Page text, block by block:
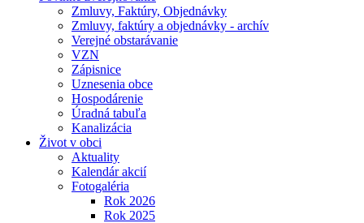
Zmluvy, Faktúry, Objednávky
Zmluvy, faktúry a objednávky - archív
Verejné obstarávanie
VZN
Zápisnice
Uznesenia obce
Hospodárenie
Úradná tabuľa
Kanalizácia
Život v obci
Aktuality
Kalendár akcií
Fotogaléria
Rok 2026
Rok 2025